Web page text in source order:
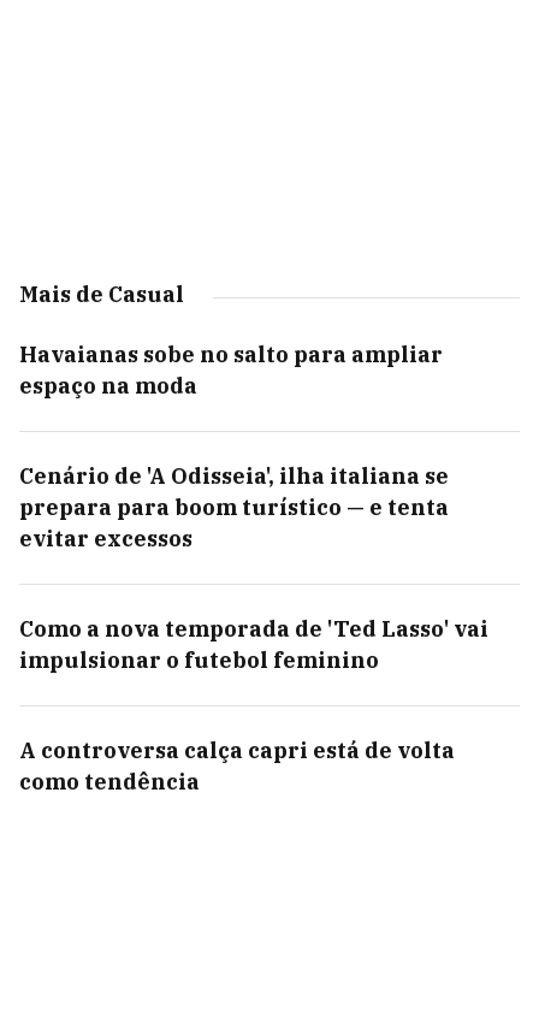
Mais de Casual
Havaianas sobe no salto para ampliar
espaço na moda
Cenário de 'A Odisseia', ilha italiana se
prepara para boom turístico — e tenta
evitar excessos
Como a nova temporada de 'Ted Lasso' vai
impulsionar o futebol feminino
A controversa calça capri está de volta
como tendência